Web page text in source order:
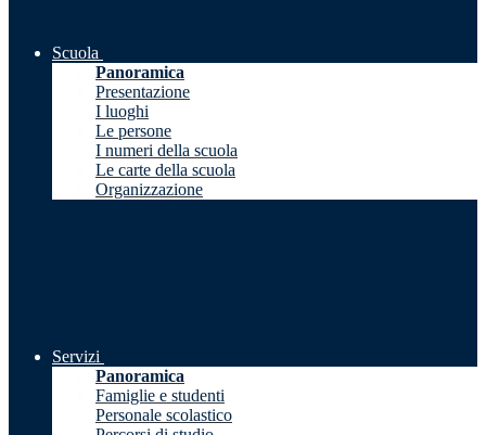
Scuola
Panoramica
Presentazione
I luoghi
Le persone
I numeri della scuola
Le carte della scuola
Organizzazione
Servizi
Panoramica
Famiglie e studenti
Personale scolastico